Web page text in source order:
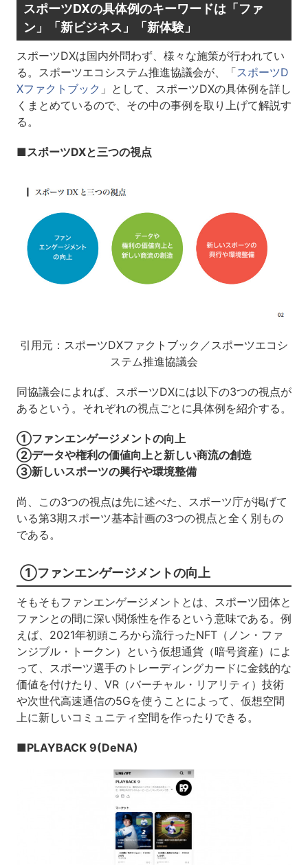
スポーツDXの具体例のキーワードは「ファ
ン」「新ビジネス」「新体験」
スポーツDXは国内外問わず、様々な施策が行われてい
る。スポーツエコシステム推進協議会が、「スポーツD
Xファクトブック 」として、スポーツDXの具体例を詳し
くまとめているので、その中の事例を取り上げて解説す
る。
■スポーツDXと三つの視点
引用元：スポーツDXファクトブック／スポーツエコシ
ステム推進協議会
同協議会によれば、スポーツDXには以下の3つの視点が
あるという。それぞれの視点ごとに具体例を紹介する。
①ファンエンゲージメントの向上
②データや権利の価値向上と新しい商流の創造
③新しいスポーツの興行や環境整備
尚、この3つの視点は先に述べた、スポーツ庁が掲げて
いる第3期スポーツ基本計画の3つの視点と全く別もの
である。
①ファンエンゲージメントの向上
そもそもファンエンゲージメントとは、スポーツ団体と
ファンとの間に深い関係性を作るという意味である。例
えば、2021年初頭ころから流行ったNFT（ノン・ファ
ンジブル・トークン）という仮想通貨（暗号資産）によ
って、スポーツ選手のトレーディングカードに金銭的な
価値を付けたり、VR（バーチャル・リアリティ）技術
や次世代高速通信の5Gを使うことによって、仮想空間
上に新しいコミュニティ空間を作ったりできる。
■PLAYBACK 9(DeNA)